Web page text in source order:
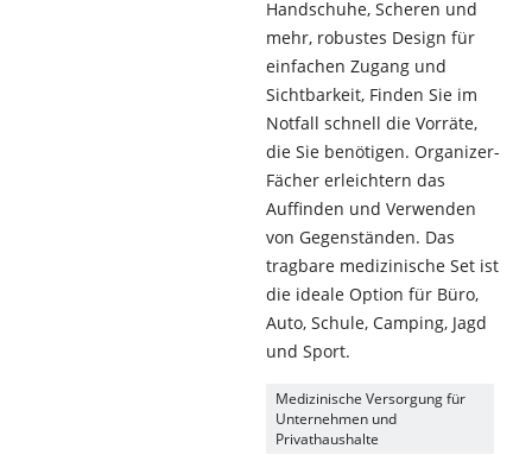
Handschuhe, Scheren und
mehr, robustes Design für
einfachen Zugang und
Sichtbarkeit, Finden Sie im
Notfall schnell die Vorräte,
die Sie benötigen. Organizer-
Fächer erleichtern das
Auffinden und Verwenden
von Gegenständen. Das
tragbare medizinische Set ist
die ideale Option für Büro,
Auto, Schule, Camping, Jagd
und Sport.
Medizinische Versorgung für
Unternehmen und
Privathaushalte